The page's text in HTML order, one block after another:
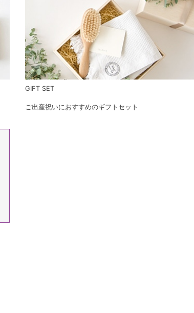
GIFT SET
ご出産祝いにおすすめのギフトセット